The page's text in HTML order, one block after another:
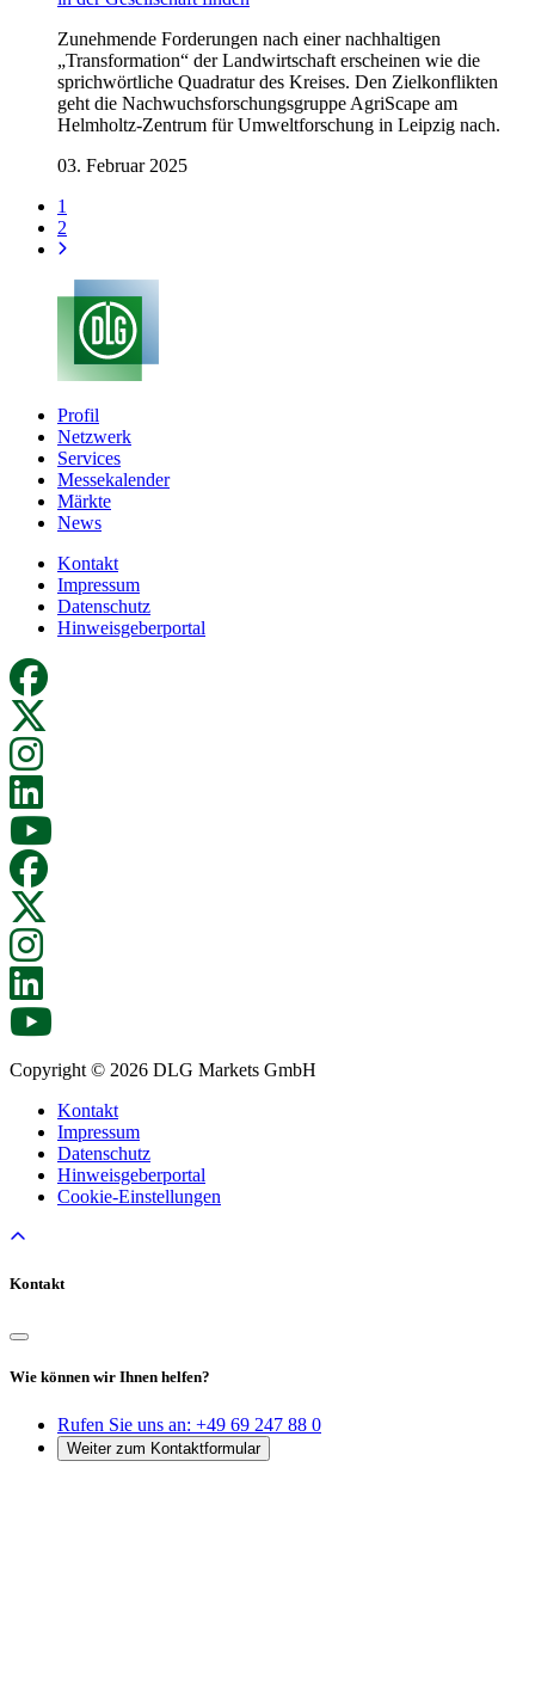
Zunehmende Forderungen nach einer nachhaltigen
„Transformation“ der Landwirtschaft erscheinen wie die
sprichwörtliche Quadratur des Kreises. Den Zielkonflikten
geht die Nachwuchsforschungsgruppe AgriScape am
Helmholtz-Zentrum für Umweltforschung in Leipzig nach.
03. Februar 2025
1
2
Profil
Netzwerk
Services
Messekalender
Märkte
News
Kontakt
Impressum
Datenschutz
Hinweisgeberportal
Copyright © 2026 DLG Markets GmbH
Kontakt
Impressum
Datenschutz
Hinweisgeberportal
Cookie-Einstellungen
Kontakt
Wie können wir Ihnen helfen?
Rufen Sie uns an: +49 69 247 88 0